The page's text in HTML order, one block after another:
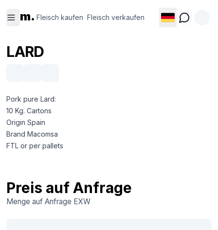
m. Fleisch kaufen Fleisch verkaufen
kaufen
verkaufen
LARD
Pork pure Lard:
10 Kg. Cartons
Origin Spain
Brand Macomsa
FTL or per pallets
Preis auf Anfrage
Menge auf Anfrage EXW